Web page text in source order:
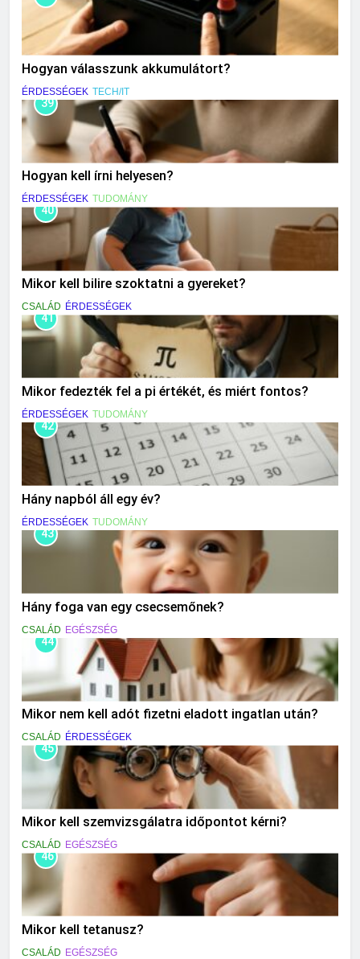
Hogyan válasszunk akkumulátort?
ÉRDESSÉGEK TECH/IT
39
Hogyan kell írni helyesen?
ÉRDESSÉGEK TUDOMÁNY
40
Mikor kell bilire szoktatni a gyereket?
CSALÁD ÉRDESSÉGEK
41
Mikor fedezték fel a pi értékét, és miért fontos?
ÉRDESSÉGEK TUDOMÁNY
42
Hány napból áll egy év?
ÉRDESSÉGEK TUDOMÁNY
43
Hány foga van egy csecsemőnek?
CSALÁD EGÉSZSÉG
44
Mikor nem kell adót fizetni eladott ingatlan után?
CSALÁD ÉRDESSÉGEK
45
Mikor kell szemvizsgálatra időpontot kérni?
CSALÁD EGÉSZSÉG
46
Mikor kell tetanusz?
CSALÁD EGÉSZSÉG